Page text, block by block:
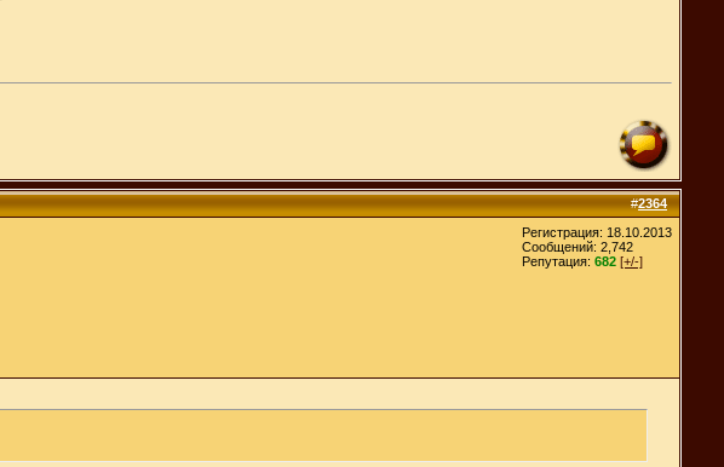
#2364
Регистрация: 18.10.2013
Сообщений: 2,742
Репутация: 682 [+/-]